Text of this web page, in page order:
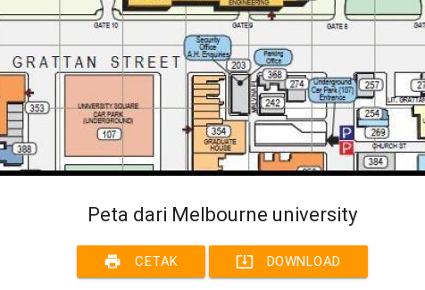
Peta dari Melbourne university
print CETAK system_update_alt DOWNLOAD